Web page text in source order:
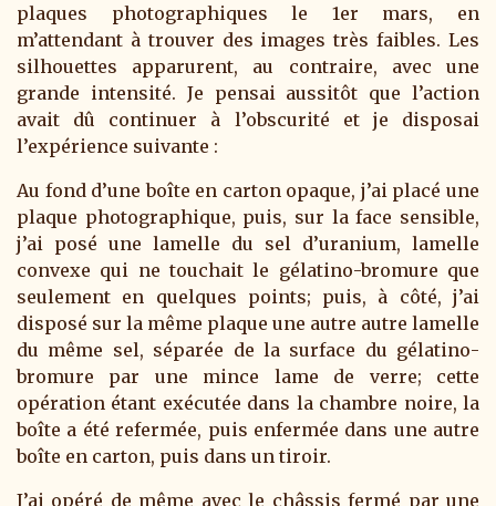
plaques photographiques le 1er mars, en
m’attendant à trouver des images très faibles. Les
silhouettes apparurent, au contraire, avec une
grande intensité. Je pensai aussitôt que l’action
avait dû continuer à l’obscurité et je disposai
l’expérience suivante :
Au fond d’une boîte en carton opaque, j’ai placé une
plaque photographique, puis, sur la face sensible,
j’ai posé une lamelle du sel d’uranium, lamelle
convexe qui ne touchait le gélatino-bromure que
seulement en quelques points; puis, à côté, j’ai
disposé sur la même plaque une autre autre lamelle
du même sel, séparée de la surface du gélatino-
bromure par une mince lame de verre; cette
opération étant exécutée dans la chambre noire, la
boîte a été refermée, puis enfermée dans une autre
boîte en carton, puis dans un tiroir.
J’ai opéré de même avec le châssis fermé par une